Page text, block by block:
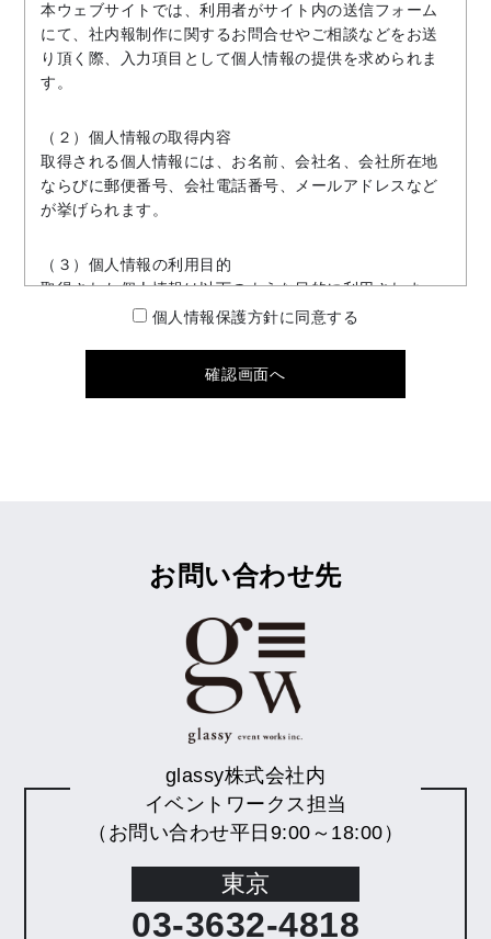
本ウェブサイトでは、利用者がサイト内の送信フォーム
にて、社内報制作に関するお問合せやご相談などをお送
り頂く際、入力項目として個人情報の提供を求められま
す。
（２）個人情報の取得内容
取得される個人情報には、お名前、会社名、会社所在地
ならびに郵便番号、会社電話番号、メールアドレスなど
が挙げられます。
（３）個人情報の利用目的
取得された個人情報は以下のような目的に利用されま
2. 各種資料を送付するため
目的に利用いたしません。ただし、各種資料やご案内を
お送りする際に、当社が個人情報管理について事前に調
送データとして預託することがあります。
（５）IPアドレスについて
利用者が、ウェブサイトにアクセルする際には、インタ
ーネット上の所在を特定するためのIPアドレスやこれに
す。これらは、ウェブサイトが置かれたサーバーを管理
していく上で取得・記録がなされることがあります。一
般に、IPアドレスから個人情報を特定することは容易で
レス、ドメイン名のデータをログとして記録はします
が、これを外部の第三者に提供することはいたしませ
個人情報保護方針に同意する
お問い合わせ先
glassy株式会社内
イベントワークス担当
（お問い合わせ平日9:00～18:00）
東京
03-3632-4818